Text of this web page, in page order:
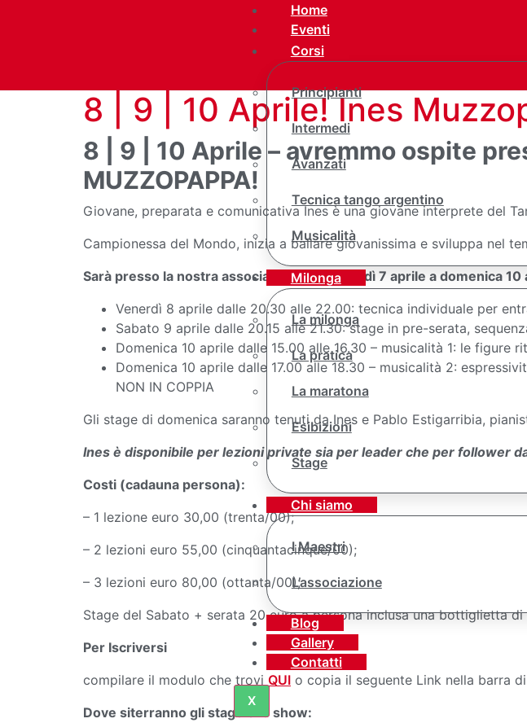
Home
Eventi
Corsi
Principianti
Intermedi
Avanzati
Tecnica tango argentino
Musicalità
Milonga
La milonga
La pratica
La maratona
Esibizioni
Stage
Chi siamo
I Maestri
L’associazione
Blog
Gallery
Contatti
X
8 | 9 | 10 Aprile! Ines
8 | 9 | 10 Aprile – avremmo ospite
MUZZOPAPPA!
Giovane, preparata e comunicativa Ines è una giovane interprete del
Campionessa del Mondo, inizia a ballare giovanissima e sviluppa nel
Sarà presso la nostra associazione da Giovedì 7 aprile a domenica
Venerdì 8 aprile dalle 20.30 alle 22.00: tecnica individuale per
Sabato 9 aprile dalle 20.15 alle 21.30: stage in pre-serata,
Domenica 10 aprile dalle 15.00 alle 16.30 – musicalità 1: le figure
Domenica 10 aprile dalle 17.00 alle 18.30 – musicalità 2:
NON IN COPPIA
Gli stage di domenica saranno tenuti da Ines e Pablo Estigarribia,
Ines è disponibile per lezioni private sia per leader che per follower
Costi (cadauna persona):
– 1 lezione euro 30,00 (trenta/00);
– 2 lezioni euro 55,00 (cinquantacinque/00);
– 3 lezioni euro 80,00 (ottanta/00);
Stage del Sabato + serata 20 euro a persona inclusa una bottiglietta di
Per Iscriversi
compilare il modulo che trovi QUI o copia il seguente Link nella barra
Dove siterranno gli stage e lo show: